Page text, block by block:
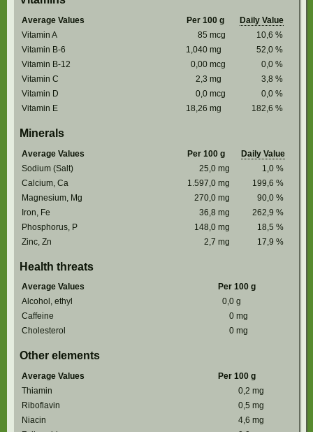
Average Values Per 100 g
Daily Value
Vitamin A
85 mcg 10,6 %
Vitamin B-6
1,040 mg 52,0 %
Vitamin B-12
0,00 mcg 0,0 %
Vitamin C
2,3 mg 3,8 %
Vitamin D
0,0 mcg 0,0 %
Vitamin E
18,26 mg 182,6 %
Minerals
Average Values Per 100 g
Daily Value
Sodium (Salt)
25,0 mg 1,0 %
Calcium, Ca
1.597,0 mg 199,6 %
Magnesium, Mg
270,0 mg 90,0 %
Iron, Fe
36,8 mg 262,9 %
Phosphorus, P
148,0 mg 18,5 %
Zinc, Zn
2,7 mg 17,9 %
Health threats
Average Values
Per 100 g
Alcohol, ethyl
0,0 g
Caffeine
0 mg
Cholesterol
0 mg
Other elements
Average Values
Per 100 g
Thiamin
0,2 mg
Riboflavin
0,5 mg
Niacin
4,6 mg